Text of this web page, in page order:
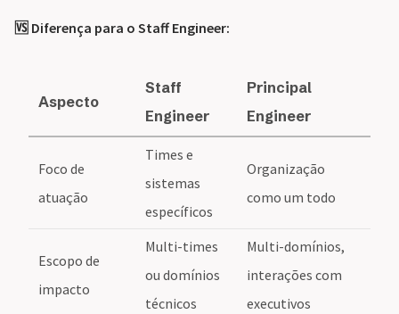
🆚 Diferença para o Staff Engineer:
Aspecto
Staff
Engineer
Principal
Engineer
Foco de
atuação
Times e
sistemas
específicos
Organização
como um todo
Escopo de
impacto
Multi-times
ou domínios
técnicos
Multi-domínios,
interações com
executivos